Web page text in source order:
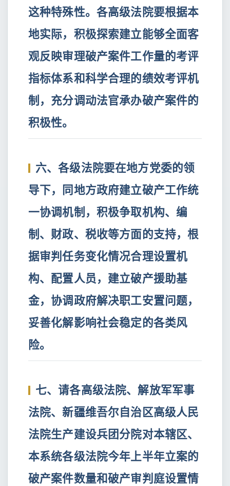
这种特殊性。各高级法院要根据本
地实际，积极探索建立能够全面客
观反映审理破产案件工作量的考评
指标体系和科学合理的绩效考评机
制，充分调动法官承办破产案件的
积极性。
六、各级法院要在地方党委的领
导下，同地方政府建立破产工作统
一协调机制，积极争取机构、编
制、财政、税收等方面的支持，根
据审判任务变化情况合理设置机
构、配置人员，建立破产援助基
金，协调政府解决职工安置问题，
妥善化解影响社会稳定的各类风
险。
七、请各高级法院、解放军军事
法院、新疆维吾尔自治区高级人民
法院生产建设兵团分院对本辖区、
本系统各级法院今年上半年立案的
破产案件数量和破产审判庭设置情